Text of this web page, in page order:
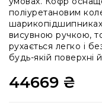
поліуретановим
висувною ручкою,
рухається легко і
будь-якій поверхні
44669 ₴